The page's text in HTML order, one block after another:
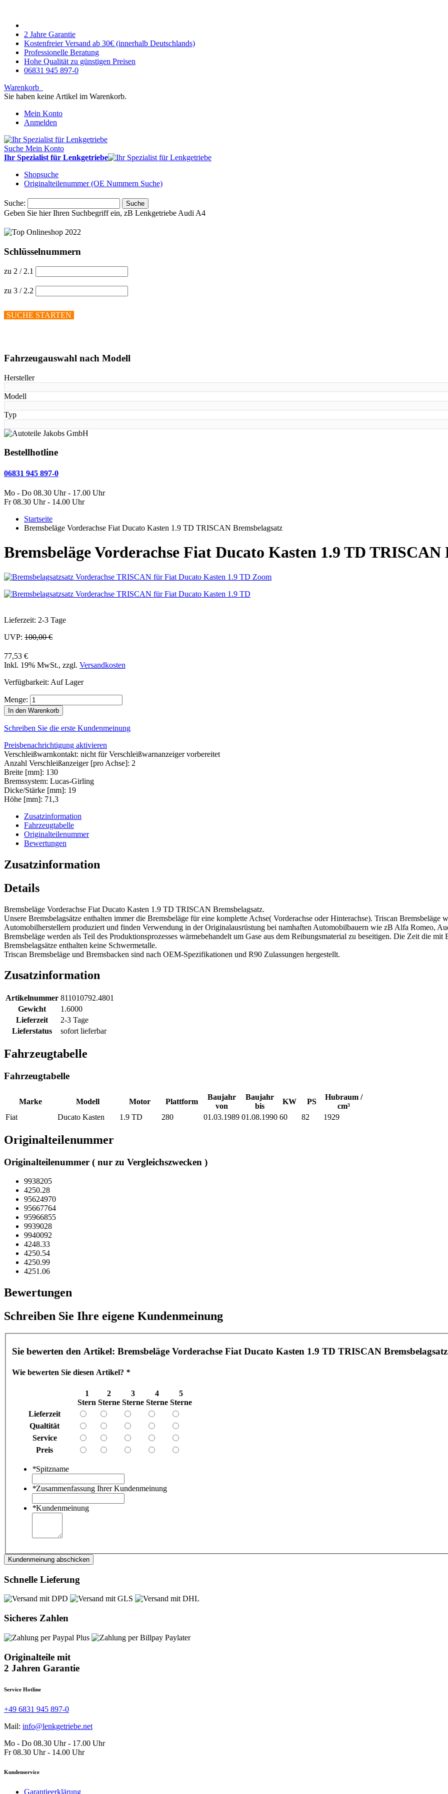
2 Jahre Garantie
Kostenfreier Versand ab 30€ (innerhalb Deutschlands)
Professionelle Beratung
Hohe Qualität zu günstigen Preisen
06831 945 897-0
Warenkorb
Sie haben keine Artikel im Warenkorb.
Mein Konto
Anmelden
Suche Mein Konto
Ihr Spezialist für Lenkgetriebe
Shopsuche
Originalteilenummer (OE Nummern Suche)
Suche: Suche
Geben Sie hier Ihren Suchbegriff ein, zB Lenkgetriebe Audi A4
Schlüsselnummern
zu 2 / 2.1
zu 3 / 2.2
SUCHE STARTEN
Fahrzeugauswahl nach Modell
Hersteller
Modell
Typ
Bestellhotline
06831 945 897-0
Mo - Do 08.30 Uhr - 17.00 Uhr
Fr 08.30 Uhr - 14.00 Uhr
Startseite
Bremsbeläge Vorderachse Fiat Ducato Kasten 1.9 TD TRISCAN Bremsbelagsatz
Bremsbeläge Vorderachse Fiat Ducato Kasten 1.9 TD TRISCAN
Zoom
Lieferzeit: 2-3 Tage
UVP: 100,00 €
77,53 €
Inkl. 19% MwSt., zzgl. Versandkosten
Verfügbarkeit: Auf Lager
Menge:
In den Warenkorb
Schreiben Sie die erste Kundenmeinung
Preisbenachrichtigung aktivieren
Verschleißwarnkontakt: nicht für Verschleißwarnanzeiger vorbereitet
Anzahl Verschleißanzeiger [pro Achse]: 2
Breite [mm]: 130
Bremssystem: Lucas-Girling
Dicke/Stärke [mm]: 19
Höhe [mm]: 71,3
Zusatzinformation
Fahrzeugtabelle
Originalteilenummer
Bewertungen
Zusatzinformation
Details
Bremsbeläge Vorderachse Fiat Ducato Kasten 1.9 TD TRISCAN Bremsbelagsatz.
Unsere Bremsbelagsätze enthalten immer die Bremsbeläge für eine komplette Achse( Vorderachse oder Hinterachse). Triscan
Automobilherstellern produziert und finden Verwendung in der Originalausrüstung bei namhaften Automobilbauern wie zB Alfa Romeo,
Bremsbeläge werden als Teil des Produktionsprozesses wärmebehandelt um Gase aus dem Reibungsmaterial zu beseitigen. Die Zeit die
Bremsbelagsätze enthalten keine Schwermetalle.
Triscan Bremsbeläge und Bremsbacken sind nach OEM-Spezifikationen und R90 Zulassungen hergestellt.
Zusatzinformation
Artikelnummer 811010792.4801
Gewicht
1.6000
Lieferzeit
2-3 Tage
Lieferstatus
sofort lieferbar
Fahrzeugtabelle
Fahrzeugtabelle
Marke Modell Motor Plattform
Baujahr
von
Baujahr
bis
KW PS
Hubraum /
cm³
Fiat
Ducato Kasten 1.9 TD 280 01.03.1989 01.08.1990 60 82 1929
Originalteilenummer
Originalteilenummer ( nur zu Vergleichszwecken )
9938205
4250.28
95624970
95667764
95966855
9939028
9940092
4248.33
4250.54
4250.99
4251.06
Bewertungen
Schreiben Sie Ihre eigene Kundenmeinung
Sie bewerten den Artikel: Bremsbeläge Vorderachse Fiat Ducato Kasten 1.9 TD TRISCAN Bremsbelagsatz
Wie bewerten Sie diesen Artikel? *
1
Stern
2
Sterne
3
Sterne
4
Sterne
5
Sterne
Lieferzeit
Qualtität
Service
Preis
*Spitzname
*Zusammenfassung Ihrer Kundenmeinung
*Kundenmeinung
Kundenmeinung abschicken
Schnelle Lieferung
Sicheres Zahlen
Originalteile mit
2 Jahren Garantie
Service Hotline
+49 6831 945 897-0
Mail: info@lenkgetriebe.net
Mo - Do 08.30 Uhr - 17.00 Uhr
Fr 08.30 Uhr - 14.00 Uhr
Kundenservice
Garantieerklärung